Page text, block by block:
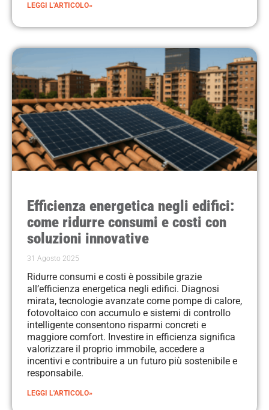
LEGGI L'ARTICOLO»
Efficienza energetica negli edifici:
come ridurre consumi e costi con
soluzioni innovative
31 Agosto 2025
Ridurre consumi e costi è possibile grazie
all’efficienza energetica negli edifici. Diagnosi
mirata, tecnologie avanzate come pompe di calore,
fotovoltaico con accumulo e sistemi di controllo
intelligente consentono risparmi concreti e
maggiore comfort. Investire in efficienza significa
valorizzare il proprio immobile, accedere a
incentivi e contribuire a un futuro più sostenibile e
responsabile.
LEGGI L'ARTICOLO»